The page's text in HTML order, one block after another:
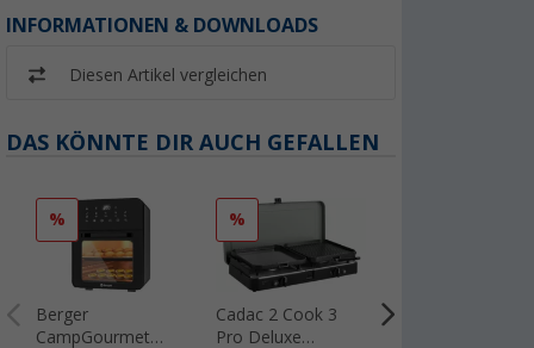
INFORMATIONEN & DOWNLOADS
Diesen Artikel vergleichen
DAS KÖNNTE DIR AUCH GEFALLEN
%
Berger
CampGourmet
%
Cadac 2 Cook 3
Pro Deluxe